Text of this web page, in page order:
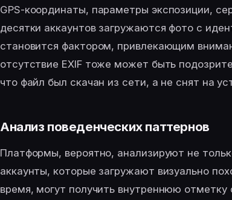
GPS-координаты, параметры экспозиции,
десятки аккаунтов загружаются фото с
становится фактором, привлекающим
отсутствие EXIF тоже может быть
что файл был скачан из сети, а не снят на
Анализ поведенческих паттернов
Платформы, вероятно, анализируют не
аккаунты, которые загружают визуально
время, могут получить внутреннюю